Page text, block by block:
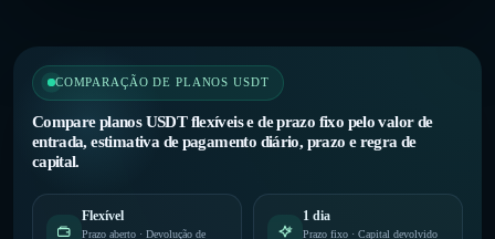
COMPARAÇÃO DE PLANOS USDT
Compare planos USDT flexíveis e de prazo fixo pelo valor de
entrada, estimativa de pagamento diário, prazo e regra de
capital.
Flexível
Prazo aberto · Devolução de
1 dia
Prazo fixo · Capital devolvido